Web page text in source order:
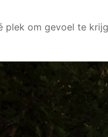
plek om gevoel te